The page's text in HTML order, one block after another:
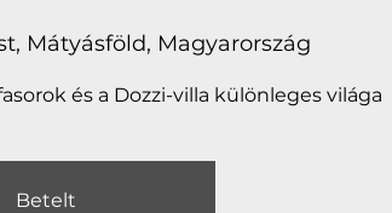
Mátyásföld, Magyarország
és a Dozzi-villa különleges világa
Betelt